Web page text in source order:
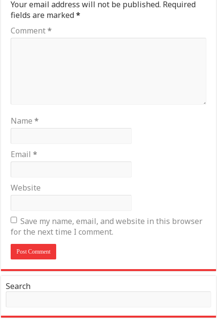
Your email address will not be published. Required
fields are marked*
Comment*
Name*
Email*
Website
Save my name, email, and website in this browser
for the next time I comment.
Search